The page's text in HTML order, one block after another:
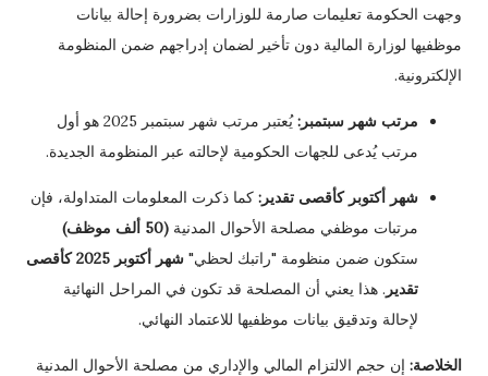
وجهت الحكومة تعليمات صارمة للوزارات بضرورة إحالة بيانات
موظفيها لوزارة المالية دون تأخير لضمان إدراجهم ضمن المنظومة
الإلكترونية.
مرتب شهر سبتمبر:
يُعتبر مرتب شهر سبتمبر 2025 هو أول
مرتب يُدعى للجهات الحكومية لإحالته عبر المنظومة الجديدة.
شهر أكتوبر كأقصى تقدير: كما ذكرت المعلومات المتداولة، فإن
مرتبات موظفي مصلحة الأحوال المدنية (50 ألف موظف)
ستكون ضمن منظومة "راتبك لحظي"
شهر أكتوبر 2025 كأقصى
تقدير . هذا يعني أن المصلحة قد تكون في المراحل النهائية
لإحالة وتدقيق بيانات موظفيها للاعتماد النهائي.
الخلاصة: إن حجم الالتزام المالي والإداري من مصلحة الأحوال المدنية